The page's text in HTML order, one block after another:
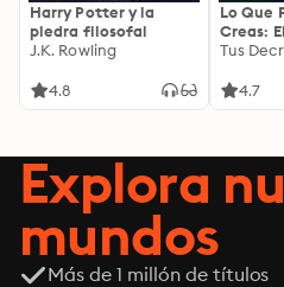
Harry Potter y la
piedra filosofal
J.K. Rowling
4.8
Lo Que
Creas:
invisible
tu
Tus
4.7
Explora
mundos
Más de 1 millón de títulos